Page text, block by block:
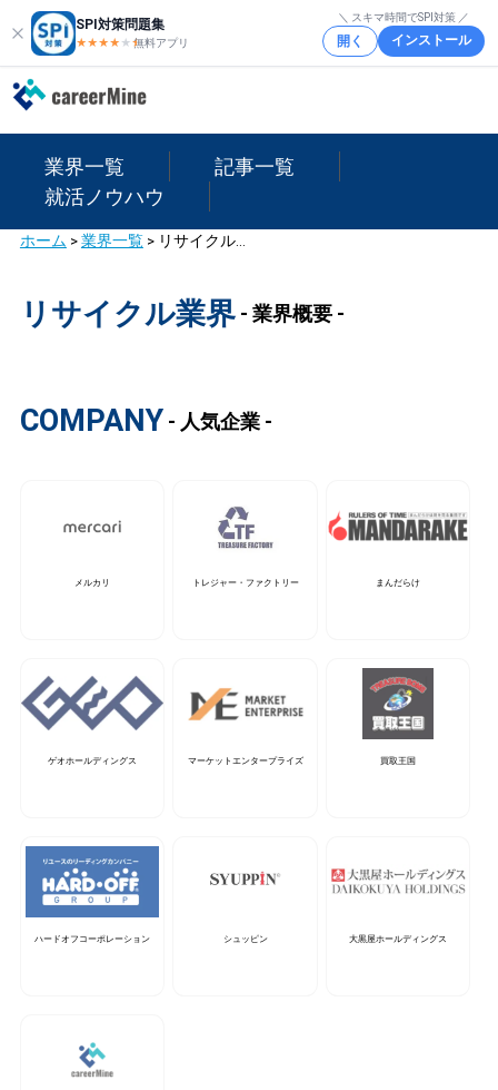
SPI対策問題集
★★★★ ★★
無料アプリ
＼ スキマ時間でSPI対策 ／
開く インストール
業界一覧
記事一覧
就活ノウハウ
ホーム >業界一覧> リサイクル業界
リサイクル業界 - 業界概要 -
COMPANY - 人気企業 -
メルカリ トレジャー・ファクトリー まんだらけ
ゲオホールディングス マーケットエンタープライズ 買取王国
ハードオフコーポレーション シュッピン 大黒屋ホールディングス